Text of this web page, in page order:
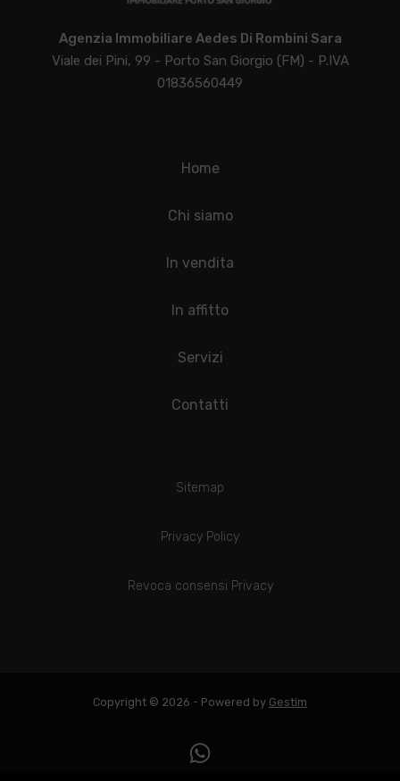
Agenzia Immobiliare Aedes Di Rombini Sara
Viale dei Pini, 99 - Porto San Giorgio (FM) - P.IVA
01836560449
Home
Chi siamo
In vendita
In affitto
Servizi
Contatti
Sitemap
Privacy Policy
Revoca consensi Privacy
Copyright © 2026 - Powered by Gestim